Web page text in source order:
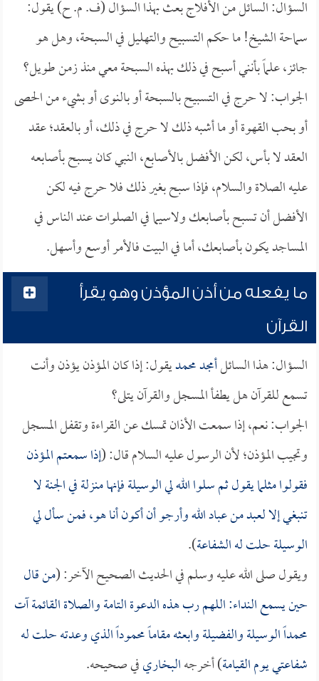
السؤال: السائل من الأفلاج بعث بهذا السؤال (ف. م. ح) يقول:
سماحة الشيخ! ما حكم التسبيح والتهليل في السبحة، وهل هو
جائز، علماً بأنني أسبح في ذلك بهذه السبحة معي منذ زمن طويل؟
الجواب: لا حرج في التسبيح بالسبحة أو بالنوى أو بشيء من الحصى
أو بحب القهوة أو ما أشبه ذلك لا حرج في ذلك، أو بالعقد؛ عقد
العقد لا بأس، لكن الأفضل بالأصابع، النبي كان يسبح بأصابعه
عليه الصلاة والسلام، فإذا سبح بغير ذلك فلا حرج فيه لكن
الأفضل أن تسبح بأصابعك ولاسيما في الصلوات عند الناس في
المساجد يكون بأصابعك، أما في البيت فالأمر أوسع وأسهل.
ما يفعله من أذن المؤذن وهو يقرأ
القرآن
السؤال: هذا السائلأمجد محمديقول: إذا كان المؤذن يؤذن وأنت
تسمع للقرآن هل يطفأ المسجل والقرآن يتلى؟
الجواب: نعم، إذا سمعت الأذان تمسك عن القراءة وتقفل المسجل
وتجيب المؤذن؛ لأن الرسول عليه السلام قال: (إذا سمعتم المؤذن
فقولوا مثلما يقول ثم سلوا الله لي الوسيلة فإنها منزلة في الجنة لا
تنبغي إلا لعبد من عباد الله وأرجو أن أكون أنا هو، فمن سأل لي
الوسيلة حلت له الشفاعة).
ويقول صلى الله عليه وسلم في الحديث الصحيح الآخر: (من قال
حين يسمع النداء: اللهم رب هذه الدعوة التامة والصلاة القائمة آت
محمداً الوسيلة والفضيلة وابعثه مقاماً محموداً الذي وعدته حلت له
شفاعتي يوم القيامة) أخرجهالبخاريفي صحيحه.